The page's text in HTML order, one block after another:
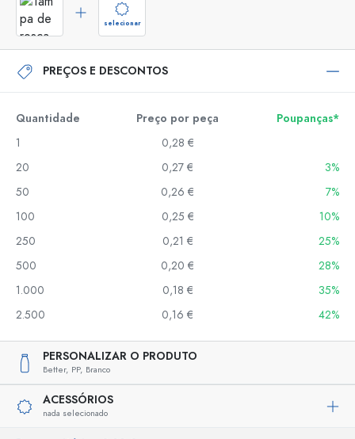
selecionar
PREÇOS E DESCONTOS
Quantidade Preço por peça
Poupanças*
1
0,28 €
20
0,27 €
3%
50
0,26 €
7%
100
0,25 €
10%
250
0,21 €
25%
500
0,20 €
28%
1.000
0,18 €
35%
2.500
0,16 € 42%
PERSONALIZAR O PRODUTO
Better, PP, Branco
ACESSÓRIOS
nada selecionado